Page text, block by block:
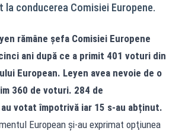
la conducerea Comisiei Europene.
rămâne șefa Comisiei Europene
ani după ce a primit 401 voturi din
European. Leyen avea nevoie de o
360 de voturi. 284 de
votat împotrivă iar 15 s-au abținut.
European şi-au exprimat opţiunea